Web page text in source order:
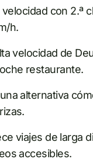
con 2.ª
h.
velocidad de
restaurante.
alternativa
viajes de larga
accesibles.